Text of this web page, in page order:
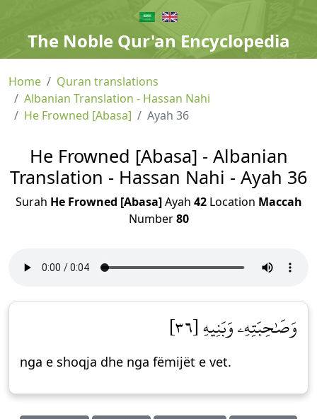
The Noble Qur'an Encyclopedia
Home
Quran translations
Albanian Translation - Hassan Nahi
He Frowned [Abasa]
Ayah 36
He Frowned [Abasa] - Albanian
Translation - Hassan Nahi - Ayah 36
Surah He Frowned [Abasa]Ayah 42Location Maccah
Number80
وَصَٰحِبَتِهِۦ وَبَنِيهِ [٣٦]
nga e shoqja dhe nga fëmijët e vet.